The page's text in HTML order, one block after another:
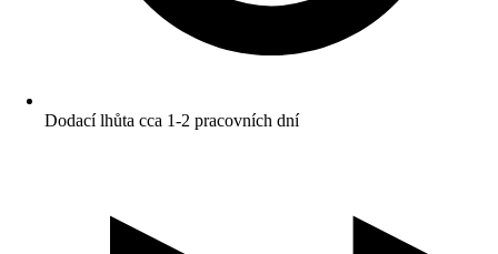
Dodací lhůta cca 1-2 pracovních dní